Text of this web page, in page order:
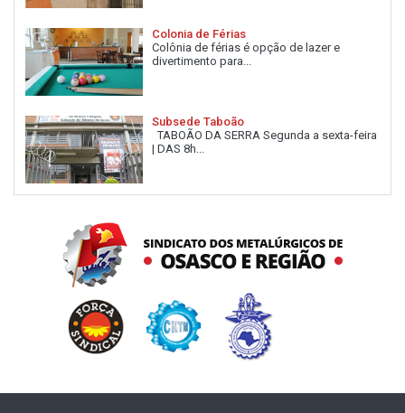
Colonia de Férias
Colônia de férias é opção de lazer e
divertimento para...
Subsede Taboão
TABOÃO DA SERRA Segunda a sexta-feira
| DAS 8h...